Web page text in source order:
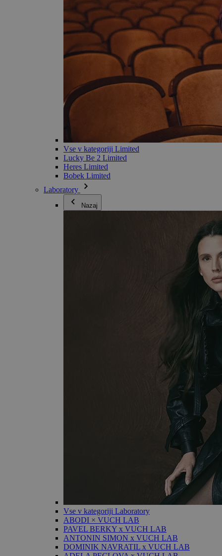
Vse v kategoriji Limited
Lucky Be 2 Limited
Heres Limited
Bobek Limited
Laboratory
Nazaj
Vse v kategoriji Laboratory
ABODI × VUCH LAB
PAVEL BERKY x VUCH LAB
ANTONIN SIMON x VUCH LAB
DOMINIK NAVRATIL x VUCH LAB